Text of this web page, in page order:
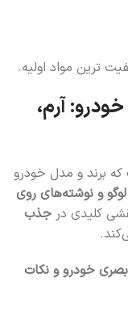
ترین مواد اولیه.
آرم،
برند و مدل خودرو
لوگو و نوشته‌های روی
کلیدی در جذب
خودرو و نکات